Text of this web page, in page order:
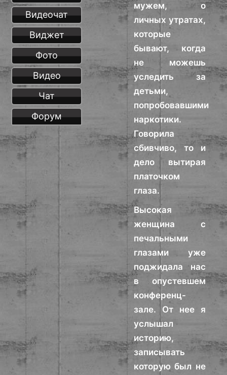
мужем, о
личных утратах,
которые
бывают, когда
не можешь
уследить за
детьми,
попробовавшими
наркотики.
Говорила
сбивчиво, то и
дело вытирая
платочком
глаза.
Высокая
женщина с
печальными
глазами уже
поджидала нас
в опустевшем
конференц-
зале. От нее я
услышал
историю,
записывать
которую был не
Видеочат
Виджет
Фото
Видео
Чат
Форум